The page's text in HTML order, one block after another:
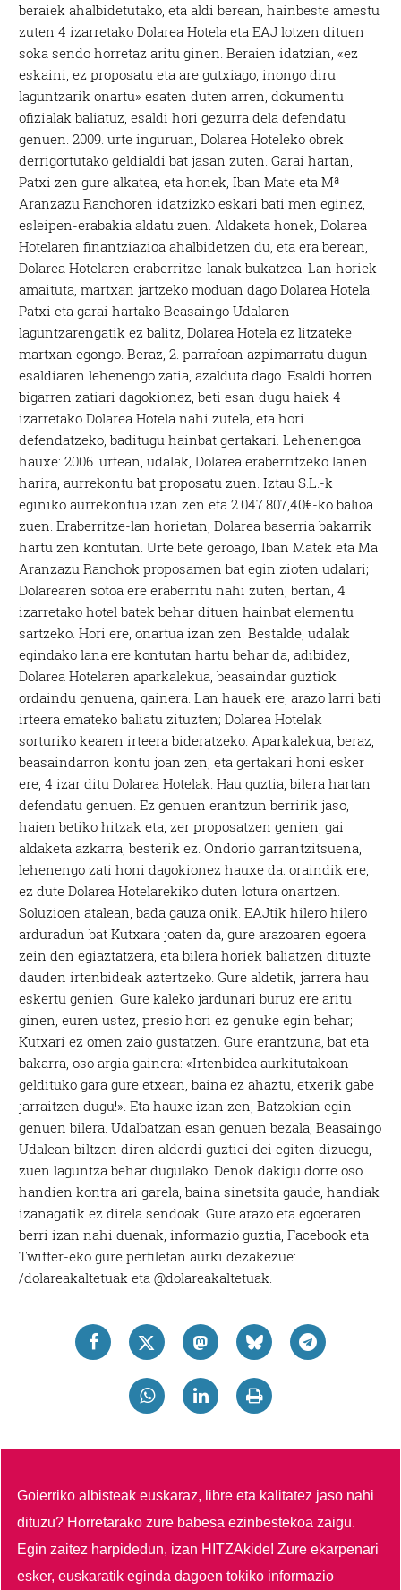
beraiek ahalbidetutako, eta aldi berean, hainbeste amestu
zuten 4 izarretako Dolarea Hotela eta EAJ lotzen dituen
soka sendo horretaz aritu ginen. Beraien idatzian, «ez
eskaini, ez proposatu eta are gutxiago, inongo diru
laguntzarik onartu» esaten duten arren, dokumentu
ofizialak baliatuz, esaldi hori gezurra dela defendatu
genuen. 2009. urte inguruan, Dolarea Hoteleko obrek
derrigortutako geldialdi bat jasan zuten. Garai hartan,
Patxi zen gure alkatea, eta honek, Iban Mate eta Mª
Aranzazu Ranchoren idatzizko eskari bati men eginez,
esleipen-erabakia aldatu zuen. Aldaketa honek, Dolarea
Hotelaren finantziazioa ahalbidetzen du, eta era berean,
Dolarea Hotelaren eraberritze-lanak bukatzea. Lan horiek
amaituta, martxan jartzeko moduan dago Dolarea Hotela.
Patxi eta garai hartako Beasaingo Udalaren
laguntzarengatik ez balitz, Dolarea Hotela ez litzateke
martxan egongo. Beraz, 2. parrafoan azpimarratu dugun
esaldiaren lehenengo zatia, azalduta dago. Esaldi horren
bigarren zatiari dagokionez, beti esan dugu haiek 4
izarretako Dolarea Hotela nahi zutela, eta hori
defendatzeko, baditugu hainbat gertakari. Lehenengoa
hauxe: 2006. urtean, udalak, Dolarea eraberritzeko lanen
harira, aurrekontu bat proposatu zuen. Iztau S.L.-k
eginiko aurrekontua izan zen eta 2.047.807,40€-ko balioa
zuen. Eraberritze-lan horietan, Dolarea baserria bakarrik
hartu zen kontutan. Urte bete geroago, Iban Matek eta Ma
Aranzazu Ranchok proposamen bat egin zioten udalari;
Dolarearen sotoa ere eraberritu nahi zuten, bertan, 4
izarretako hotel batek behar dituen hainbat elementu
sartzeko. Hori ere, onartua izan zen. Bestalde, udalak
egindako lana ere kontutan hartu behar da, adibidez,
Dolarea Hotelaren aparkalekua, beasaindar guztiok
ordaindu genuena, gainera. Lan hauek ere, arazo larri bati
irteera emateko baliatu zituzten; Dolarea Hotelak
sorturiko kearen irteera bideratzeko. Aparkalekua, beraz,
beasaindarron kontu joan zen, eta gertakari honi esker
ere, 4 izar ditu Dolarea Hotelak. Hau guztia, bilera hartan
defendatu genuen. Ez genuen erantzun berririk jaso,
haien betiko hitzak eta, zer proposatzen genien, gai
aldaketa azkarra, besterik ez. Ondorio garrantzitsuena,
lehenengo zati honi dagokionez hauxe da: oraindik ere,
ez dute Dolarea Hotelarekiko duten lotura onartzen.
Soluzioen atalean, bada gauza onik. EAJtik hilero hilero
arduradun bat Kutxara joaten da, gure arazoaren egoera
zein den egiaztatzera, eta bilera horiek baliatzen dituzte
dauden irtenbideak aztertzeko. Gure aldetik, jarrera hau
eskertu genien. Gure kaleko jardunari buruz ere aritu
ginen, euren ustez, presio hori ez genuke egin behar;
Kutxari ez omen zaio gustatzen. Gure erantzuna, bat eta
bakarra, oso argia gainera: «Irtenbidea aurkitutakoan
geldituko gara gure etxean, baina ez ahaztu, etxerik gabe
jarraitzen dugu!». Eta hauxe izan zen, Batzokian egin
genuen bilera. Udalbatzan esan genuen bezala, Beasaingo
Udalean biltzen diren alderdi guztiei dei egiten dizuegu,
zuen laguntza behar dugulako. Denok dakigu dorre oso
handien kontra ari garela, baina sinetsita gaude, handiak
izanagatik ez direla sendoak. Gure arazo eta egoeraren
berri izan nahi duenak, informazio guztia, Facebook eta
Twitter-eko gure perfiletan aurki dezakezue:
/dolareakaltetuak eta @dolareakaltetuak.
Goierriko albisteak euskaraz, libre eta kalitatez jaso nahi
dituzu? Horretarako zure babesa ezinbestekoa zaigu.
Egin zaitez harpidedun, izan HITZAkide!Zure ekarpenari
esker, euskaratik eginda dagoen tokiko informazio